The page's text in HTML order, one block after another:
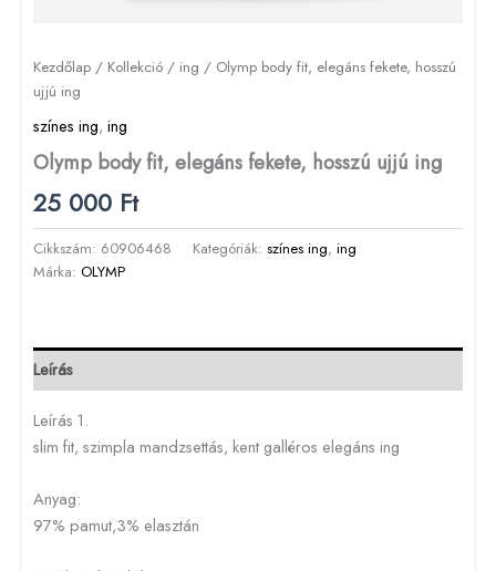
Kezdőlap / Kollekció / ing / Olymp body fit, elegáns fekete, hosszú
ujjú ing
színes ing, ing
Olymp body fit, elegáns fekete, hosszú ujjú ing
25 000 Ft
Cikkszám: 60906468 Kategóriák: színes ing, ing
Márka: OLYMP
Leírás
Leírás 1.
slim fit, szimpla mandzsettás, kent galléros elegáns ing
Anyag:
97% pamut,3% elasztán